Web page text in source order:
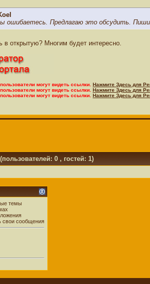
ошибаетесь. Предлагаю это обсудить.
в открытую? Многим будет интересно.
могут видеть ссылки. Нажмите Здесь для
могут видеть ссылки. Нажмите Здесь для
могут видеть ссылки. Нажмите Здесь для
(пользователей: 0 , гостей: 1)
темы
свои сообщения